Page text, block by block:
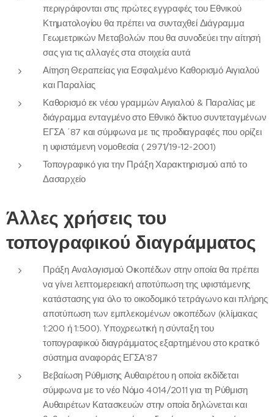
περιγράφονται στις πρώτες εγγραφές του Εθνικού
Κτηματολογίου θα πρέπει να συνταχθεί Διάγραμμα
Γεωμετρικών Μεταβολών που θα συνοδεύει την αίτησή
σας για τις αλλαγές στα στοιχεία αυτά
Αίτηση Θεραπείας για Εσφαλμένο Καθορισμό Αιγιαλού
και Παραλίας
Καθορισμό εκ νέου γραμμών Αιγιαλού & Παραλίας με
διάγραμμα ενταγμένο στο Εθνικό δίκτυο συντεταγμένων
ΕΓΣΑ ΄87 και σύμφωνα με τις προδιαγραφές που ορίζει
η υφιστάμενη νομοθεσία ( 2971/19-12-2001)
Τοπογραφικό για την Πράξη Χαρακτηρισμού από το
Δασαρχείο
Άλλες χρήσεις του
τοπογραφικού διαγράμματος
Πράξη Αναλογισμού Οικοπέδων στην οποία θα πρέπει
να γίνει λεπτομερειακή αποτύπωση της υφιστάμενης
κατάστασης για όλο το οικοδομικό τετράγωνο και πλήρης
αποτύπωση των εμπλεκομένων οικοπέδων (κλίμακας
1:200 ή 1:500). Υποχρεωτική η σύνταξη του
τοπογραφικού διαγράμματος εξαρτημένου στο κρατικό
σύστημα αναφοράς ΕΓΣΑ'87
Βεβαίωση Ρύθμισης Αυθαιρέτου η οποία εκδίδεται
σύμφωνα με το νέο Νόμο 4014/2011 για τη Ρύθμιση
Αυθαιρέτων Κατασκευών στην οποία δηλώνεται και